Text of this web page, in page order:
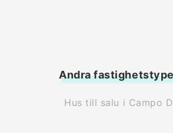
Andra
Hus till salu i Campo